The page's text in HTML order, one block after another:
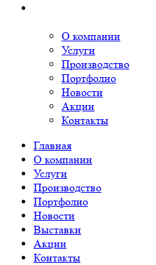
О компании
Услуги
Производство
Портфолио
Новости
Акции
Контакты
Главная
О компании
Услуги
Производство
Портфолио
Новости
Выставки
Акции
Контакты